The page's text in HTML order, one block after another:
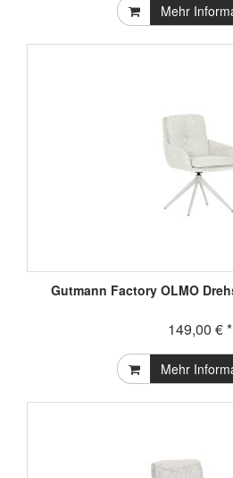
Mehr
Gutmann Factory OLMO
149,00 € *
Mehr